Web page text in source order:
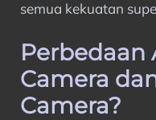
semua kekuatan
Perbedaan
Camera
Camera?